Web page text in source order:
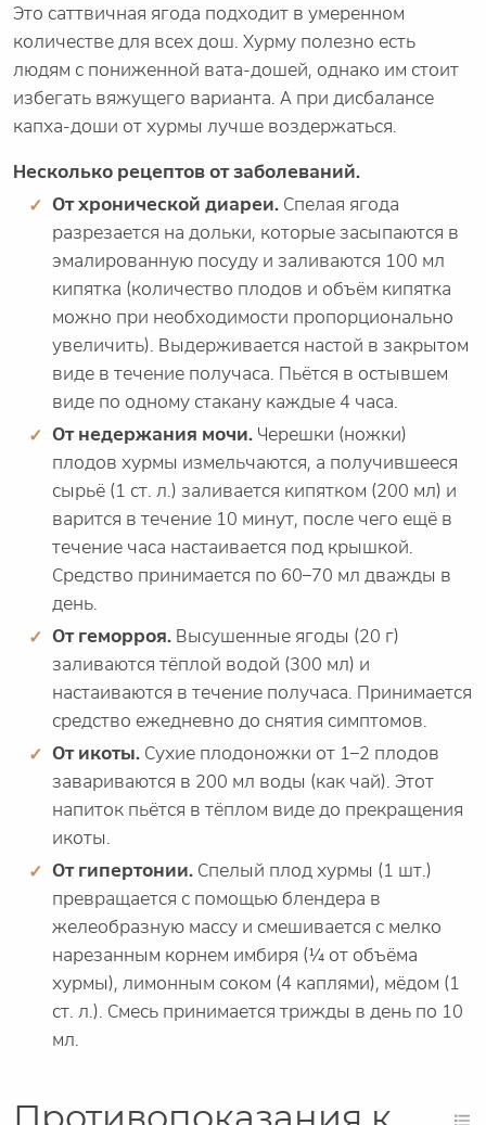
Это саттвичная ягода подходит в умеренном
количестве для всех дош. Хурму полезно есть
людям с пониженной вата-дошей, однако им стоит
избегать вяжущего варианта. А при дисбалансе
капха-доши от хурмы лучше воздержаться.
Несколько рецептов от заболеваний.
От хронической диареи. Спелая ягода
разрезается на дольки, которые засыпаются в
эмалированную посуду и заливаются 100 мл
кипятка (количество плодов и объём кипятка
можно при необходимости пропорционально
увеличить). Выдерживается настой в закрытом
виде в течение получаса. Пьётся в остывшем
виде по одному стакану каждые 4 часа.
От недержания мочи. Черешки (ножки)
плодов хурмы измельчаются, а получившееся
сырьё (1 ст. л.) заливается кипятком (200 мл) и
варится в течение 10 минут, после чего ещё в
течение часа настаивается под крышкой.
Средство принимается по 60–70 мл дважды в
день.
От геморроя. Высушенные ягоды (20 г)
заливаются тёплой водой (300 мл) и
настаиваются в течение получаса. Принимается
средство ежедневно до снятия симптомов.
От икоты. Сухие плодоножки от 1–2 плодов
завариваются в 200 мл воды (как чай). Этот
напиток пьётся в тёплом виде до прекращения
икоты.
От гипертонии. Спелый плод хурмы (1 шт.)
превращается с помощью блендера в
желеобразную массу и смешивается с мелко
нарезанным корнем имбиря (¼ от объёма
хурмы), лимонным соком (4 каплями), мёдом (1
ст. л.). Смесь принимается трижды в день по 10
мл.
Противопоказания к